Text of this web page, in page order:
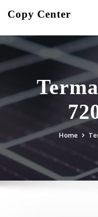
Copy Center
Home